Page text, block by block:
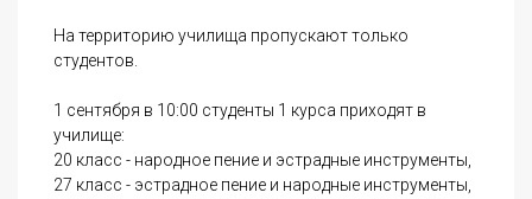
На территорию училища пропускают только
студентов.
1 сентября в 10:00 студенты 1 курса приходят в
училище:
20 класс - народное пение и эстрадные инструменты,
27 класс - эстрадное пение и народные инструменты,